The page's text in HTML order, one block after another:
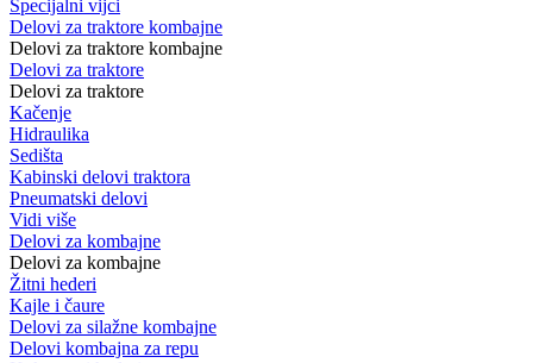
Specijalni vijci
Delovi za traktore kombajne
Delovi za traktore kombajne
Delovi za traktore
Delovi za traktore
Kačenje
Hidraulika
Sedišta
Kabinski delovi traktora
Pneumatski delovi
Vidi više
Delovi za kombajne
Delovi za kombajne
Žitni hederi
Kajle i čaure
Delovi za silažne kombajne
Delovi kombajna za repu